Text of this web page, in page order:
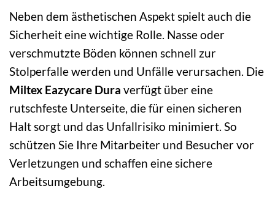
Neben dem ästhetischen Aspekt spielt auch die
Sicherheit eine wichtige Rolle. Nasse oder
verschmutzte Böden können schnell zur
Stolperfalle werden und Unfälle verursachen. Die
Miltex Eazycare Dura verfügt über eine
rutschfeste Unterseite, die für einen sicheren
Halt sorgt und das Unfallrisiko minimiert. So
schützen Sie Ihre Mitarbeiter und Besucher vor
Verletzungen und schaffen eine sichere
Arbeitsumgebung.